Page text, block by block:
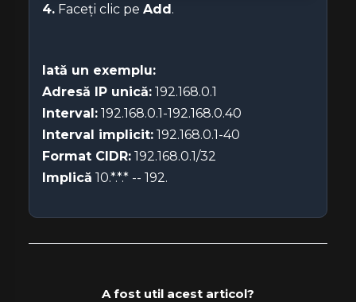
4. Faceți clic pe Add.
Iată un exemplu:
Adresă IP unică: 192.168.0.1
Interval: 192.168.0.1-192.168.0.40
Interval implicit: 192.168.0.1-40
Format CIDR: 192.168.0.1/32
Implică 10.*.*.* -- 192.
A fost util acest articol?